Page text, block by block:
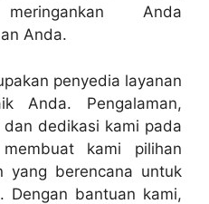
Anda
Anda.
penyedia layanan
Anda. Pengalaman,
dedikasi kami pada
kami pilihan
yang berencana untuk
Dengan bantuan kami,